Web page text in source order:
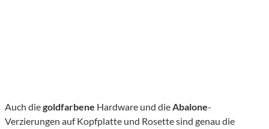
Auch diegoldfarbene Hardware und die Abalone-
Verzierungen auf Kopfplatte und Rosette sind genau die